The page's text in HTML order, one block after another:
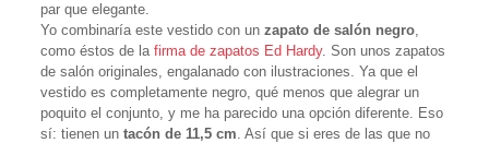
par que elegante.
Yo combinaría este vestido con un zapato de salón negro,
como éstos de lafirma de zapatos Ed Hardy. Son unos zapatos
de salón originales, engalanado con ilustraciones. Ya que el
vestido es completamente negro, qué menos que alegrar un
poquito el conjunto, y me ha parecido una opción diferente. Eso
sí: tienen un tacón de 11,5 cm. Así que si eres de las que no